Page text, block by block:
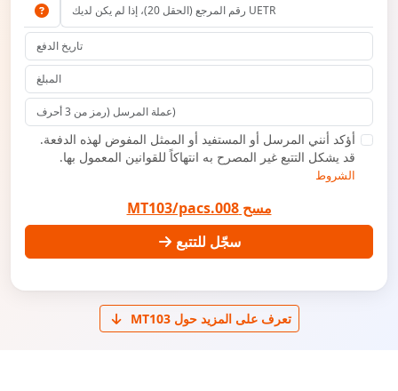
أؤكد أنني المرسل أو المستفيد أو الممثل المفوض لهذه الدفعة.
قد يشكل التتبع غير المصرح به انتهاكاً للقوانين المعمول بها.
الشروط
مسح MT103/pacs.008
سجّل للتتبع
تعرف على المزيد حول MT103